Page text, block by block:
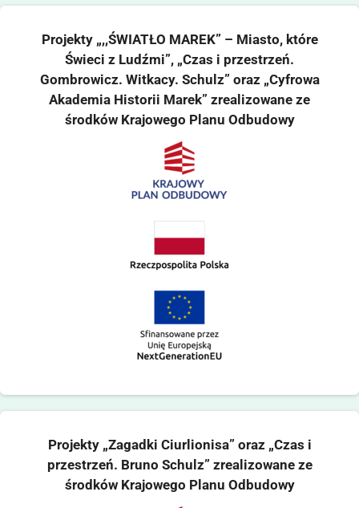
Projekty „,,ŚWIATŁO MAREK” – Miasto, które
Świeci z Ludźmi”, „Czas i przestrzeń.
Gombrowicz. Witkacy. Schulz” oraz „Cyfrowa
Akademia Historii Marek” zrealizowane ze
środków Krajowego Planu Odbudowy
Projekty „Zagadki Ciurlionisa” oraz „Czas i
przestrzeń. Bruno Schulz” zrealizowane ze
środków Krajowego Planu Odbudowy